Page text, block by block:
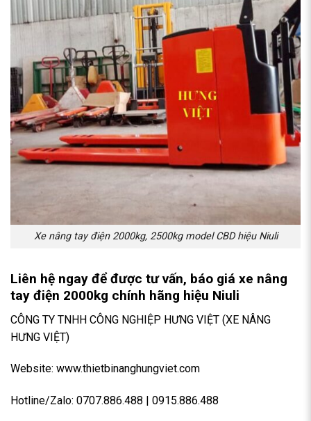
Xe nâng tay điện 2000kg, 2500kg model CBD hiệu Niuli
Liên hệ ngay để được tư vấn, báo giá xe nâng
tay điện 2000kg chính hãng hiệu Niuli
CÔNG TY TNHH CÔNG NGHIỆP HƯNG VIỆT (XE NÂNG
HƯNG VIỆT)
Website: www.thietbinanghungviet.com
Hotline/Zalo: 0707.886.488 | 0915.886.488